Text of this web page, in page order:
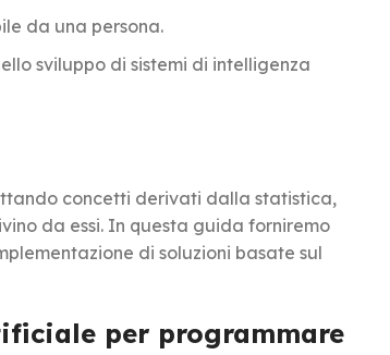
da una persona.
sviluppo di sistemi di intelligenza
concetti derivati dalla statistica,
da essi. In questa guida forniremo
di soluzioni basate sul
per programmare